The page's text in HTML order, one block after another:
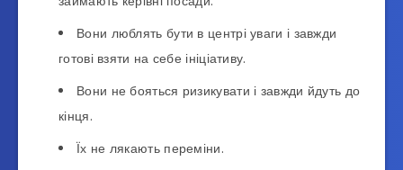
Вони люблять бути в центрі уваги і завжди
готові взяти на себе ініціативу.
Вони не бояться ризикувати і завжди йдуть до
кінця.
Їх не лякають переміни.